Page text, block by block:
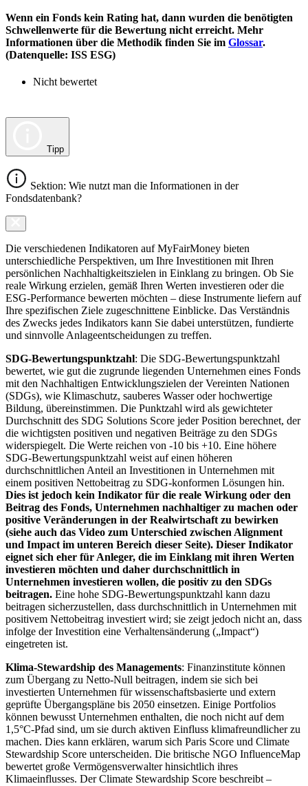
Wenn ein Fonds kein Rating hat, dann wurden die benötigten
Schwellenwerte für die Bewertung nicht erreicht. Mehr
Informationen über die Methodik finden Sie im Glossar.
(Datenquelle: ISS ESG)
Nicht bewertet
Tipp
Sektion: Wie nutzt man die Informationen in der
Fondsdatenbank?
Die verschiedenen Indikatoren auf MyFairMoney bieten
unterschiedliche Perspektiven, um Ihre Investitionen mit Ihren
persönlichen Nachhaltigkeitszielen in Einklang zu bringen. Ob Sie
reale Wirkung erzielen, gemäß Ihren Werten investieren oder die
ESG-Performance bewerten möchten – diese Instrumente liefern auf
Ihre spezifischen Ziele zugeschnittene Einblicke. Das Verständnis
des Zwecks jedes Indikators kann Sie dabei unterstützen, fundierte
und sinnvolle Anlageentscheidungen zu treffen.
SDG-Bewertungspunktzahl: Die SDG-Bewertungspunktzahl
bewertet, wie gut die zugrunde liegenden Unternehmen eines Fonds
mit den Nachhaltigen Entwicklungszielen der Vereinten Nationen
(SDGs), wie Klimaschutz, sauberes Wasser oder hochwertige
Bildung, übereinstimmen. Die Punktzahl wird als gewichteter
Durchschnitt des SDG Solutions Score jeder Position berechnet, der
die wichtigsten positiven und negativen Beiträge zu den SDGs
widerspiegelt. Die Werte reichen von -10 bis +10. Eine höhere
SDG-Bewertungspunktzahl weist auf einen höheren
durchschnittlichen Anteil an Investitionen in Unternehmen mit
einem positiven Nettobeitrag zu SDG-konformen Lösungen hin.
Dies ist jedoch kein Indikator für die reale Wirkung oder den
Beitrag des Fonds, Unternehmen nachhaltiger zu machen oder
positive Veränderungen in der Realwirtschaft zu bewirken
(siehe auch das Video zum Unterschied zwischen Alignment
und Impact im unteren Bereich dieser Seite). Dieser Indikator
eignet sich eher für Anleger, die im Einklang mit ihren Werten
investieren möchten und daher durchschnittlich in
Unternehmen investieren wollen, die positiv zu den SDGs
beitragen. Eine hohe SDG-Bewertungspunktzahl kann dazu
beitragen sicherzustellen, dass durchschnittlich in Unternehmen mit
positivem Nettobeitrag investiert wird; sie zeigt jedoch nicht an, dass
infolge der Investition eine Verhaltensänderung („Impact“)
eingetreten ist.
Klima-Stewardship des Managements: Finanzinstitute können
zum Übergang zu Netto-Null beitragen, indem sie sich bei
investierten Unternehmen für wissenschaftsbasierte und extern
geprüfte Übergangspläne bis 2050 einsetzen. Einige Portfolios
können bewusst Unternehmen enthalten, die noch nicht auf dem
1,5°C-Pfad sind, um sie durch aktiven Einfluss klimafreundlicher zu
machen. Dies kann erklären, warum sich Paris Score und Climate
Stewardship Score unterscheiden. Die britische NGO InfluenceMap
bewertet große Vermögensverwalter hinsichtlich ihres
Klimaeinflusses. Der Climate Stewardship Score beschreibt –